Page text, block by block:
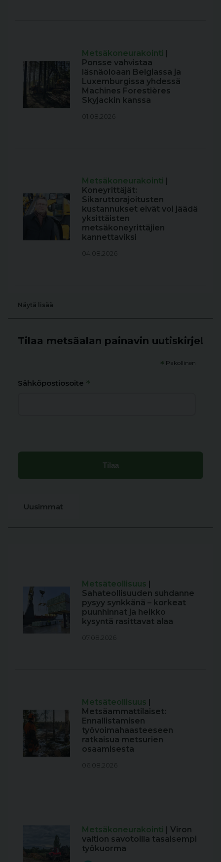
Metsäkoneurakointi
Ponsse vahvistaa
läsnäoloaan Belgiassa ja
Luxemburgissa yhdessä
Machines Forestières
Skyjackin kanssa
01.08.2026
Metsäkoneurakointi
Koneyrittäjät:
Sikaruttorajoitusten
kustannukset eivät voi jäädä
yksittäisten
metsäkoneyrittäjien
kannettaviksi
04.08.2026
Näytä lisää
Tilaa metsäalan painavin uutiskirje!
* Pakollinen
Sähköpostiosoite *
Uusimmat
Metsäteollisuus |
Sahateollisuuden suhdanne
pysyy synkkänä – korkeat
puunhinnat ja heikko
kysyntä rasittavat alaa
07.08.2026
Metsäteollisuus |
Metsäammattilaiset:
Ennallistamisen
työvoimahaasteeseen
ratkaisua metsurien
osaamisesta
06.08.2026
Metsäkoneurakointi | Viron
valtion savotoilla tasaisempi
työkuorma